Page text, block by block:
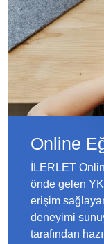
Online
İLERLET
önde gelen
erişim
deneyimi
tarafından